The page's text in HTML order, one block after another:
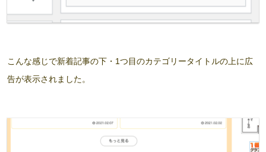
こんな感じで新着記事の下・1つ目のカテゴリータイトルの上に広
告が表示されました。